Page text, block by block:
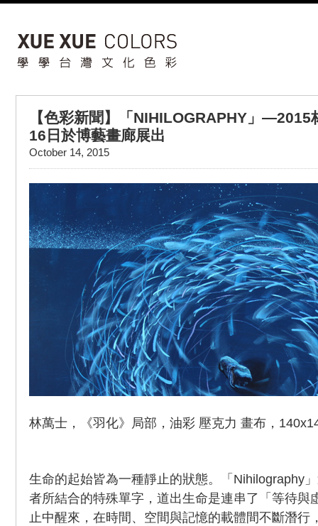
【色彩新聞】「NIHILOGRAPHY」—2015
16日於博藝畫廊展出
October 14, 2015
林萬士，《羽化》局部，油彩 壓克力 畫布，
生命的起始皆為一種靜止的狀態。「Nihilography
者所結合的特殊單字，道出生命是連串了「等待與
止中醒來，在時間、空間與記憶的載體間不斷潛行